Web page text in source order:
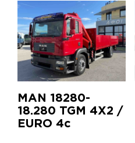
MAN 18280-
18.280 TGM 4X2 /
EURO 4c